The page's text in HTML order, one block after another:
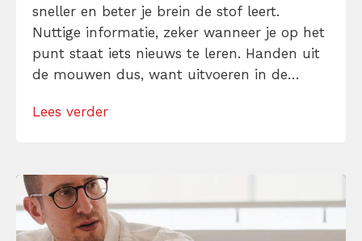
sneller en beter je brein de stof leert.
Nuttige informatie, zeker wanneer je op het
punt staat iets nieuws te leren. Handen uit
de mouwen dus, want uitvoeren in de
“bedenker” van de Leerpiramide van Bales
Lees verder